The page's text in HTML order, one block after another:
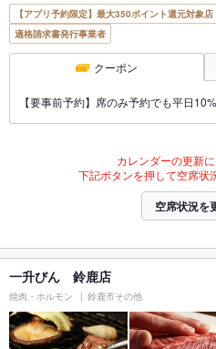
【アプリ予約限定】最大350ポイント還元対象店
適格請求書発行事業者
クーポン
【要事前予約】席のみ予約でも平日
カレンダーの更新に
下記ボタンを押して空席状
空席状況を
一升びん 鈴鹿店
焼肉・ホルモン 鈴鹿市その他